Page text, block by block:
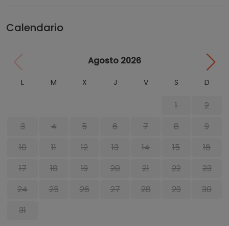
Calendario
Agosto 2026
L M X J V S D
1
2
3
4 5 6 7 8
9
10
11 12 13 14 15
16
17
18 19 20 21 22
23
24
25 26 27 28 29
30
31